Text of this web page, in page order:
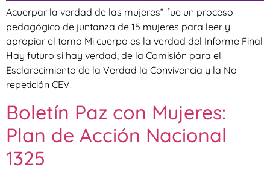
Acuerpar la verdad de las mujeres” fue un proceso
pedagógico de juntanza de 15 mujeres para leer y
apropiar el tomo Mi cuerpo es la verdad del Informe Final
Hay futuro si hay verdad, de la Comisión para el
Esclarecimiento de la Verdad la Convivencia y la No
repetición CEV.
Boletín Paz con Mujeres:
Plan de Acción Nacional
1325